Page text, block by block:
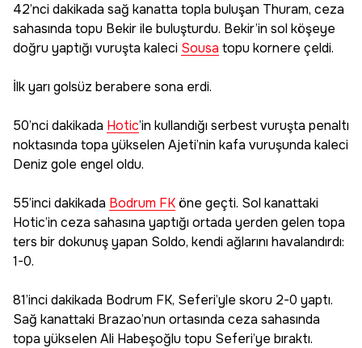
42’nci dakikada sağ kanatta topla buluşan Thuram, ceza
sahasında topu Bekir ile buluşturdu. Bekir’in sol köşeye
doğru yaptığı vuruşta kaleci Sousa topu kornere çeldi.
İlk yarı golsüz berabere sona erdi.
50’nci dakikada Hotic’in kullandığı serbest vuruşta penaltı
noktasında topa yükselen Ajeti’nin kafa vuruşunda kaleci
Deniz gole engel oldu.
55’inci dakikada Bodrum FKöne geçti. Sol kanattaki
Hotic’in ceza sahasına yaptığı ortada yerden gelen topa
ters bir dokunuş yapan Soldo, kendi ağlarını havalandırdı:
1-0.
81’inci dakikada Bodrum FK, Seferi’yle skoru 2-0 yaptı.
Sağ kanattaki Brazao’nun ortasında ceza sahasında
topa yükselen Ali Habeşoğlu topu Seferi’ye bıraktı.